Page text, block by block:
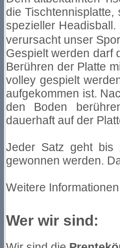
die
spezieller
verursacht unser
Gespielt werden darf
Berühren der Platte
volley gespielt
aufgekommen ist.
den Boden
dauerhaft auf der
Jeder Satz geht bis
gewonnen werden.
Weitere
Wer wir sind: